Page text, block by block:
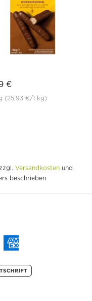
€
(25,93 €/1 kg)
Versandkosten und
beschrieben